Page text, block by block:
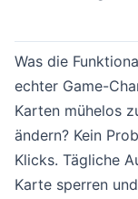
Was die
echter Game-
Karten mühelos
ändern? Kein
Klicks. Tägliche
Karte sperren